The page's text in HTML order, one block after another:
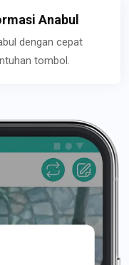
Anabul
dengan cepat
tombol.